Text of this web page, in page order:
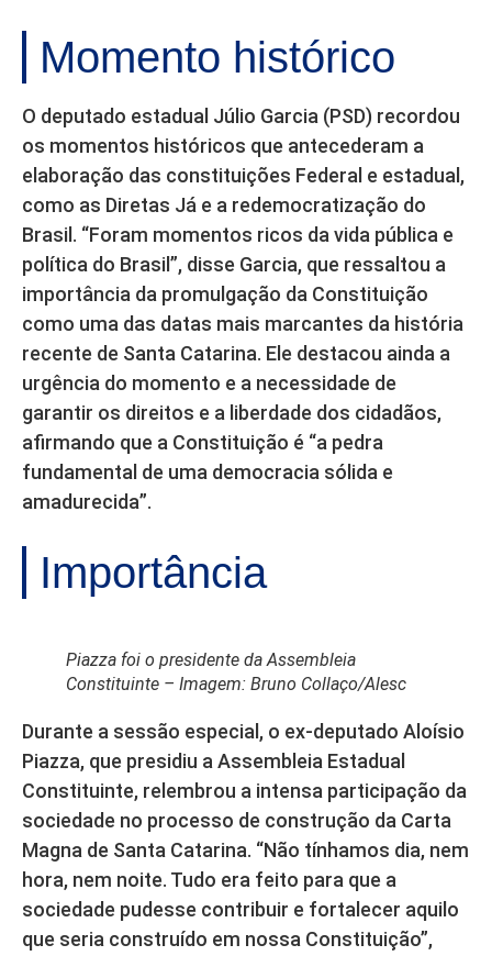
Momento histórico
O deputado estadual Júlio Garcia (PSD) recordou
os momentos históricos que antecederam a
elaboração das constituições Federal e estadual,
como as Diretas Já e a redemocratização do
Brasil. “Foram momentos ricos da vida pública e
política do Brasil”, disse Garcia, que ressaltou a
importância da promulgação da Constituição
como uma das datas mais marcantes da história
recente de Santa Catarina. Ele destacou ainda a
urgência do momento e a necessidade de
garantir os direitos e a liberdade dos cidadãos,
afirmando que a Constituição é “a pedra
fundamental de uma democracia sólida e
amadurecida”.
Importância
Piazza foi o presidente da Assembleia
Constituinte – Imagem: Bruno Collaço/Alesc
Durante a sessão especial, o ex-deputado Aloísio
Piazza, que presidiu a Assembleia Estadual
Constituinte, relembrou a intensa participação da
sociedade no processo de construção da Carta
Magna de Santa Catarina. “Não tínhamos dia, nem
hora, nem noite. Tudo era feito para que a
sociedade pudesse contribuir e fortalecer aquilo
que seria construído em nossa Constituição”,